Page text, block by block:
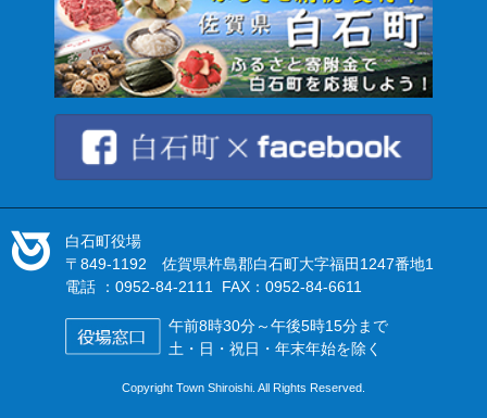
白石町役場
〒849-1192 佐賀県杵島郡白石町大字福田1247番地1
電話 ：0952-84-2111 FAX：0952-84-6611
午前8時30分～午後5時15分まで
土・日・祝日・年末年始を除く
Copyright Town Shiroishi. All Rights Reserved.